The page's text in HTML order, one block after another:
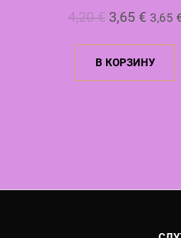
4,20€
цена
составляла
3,65 €
цена:
3,65 €.
3,65
В КОРЗИНУ